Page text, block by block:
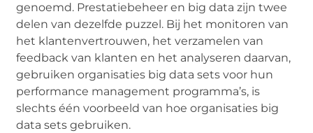
genoemd. Prestatiebeheer en big data zijn twee
delen van dezelfde puzzel. Bij het monitoren van
het klantenvertrouwen, het verzamelen van
feedback van klanten en het analyseren daarvan,
gebruiken organisaties big data sets voor hun
performance management programma’s, is
slechts één voorbeeld van hoe organisaties big
data sets gebruiken.